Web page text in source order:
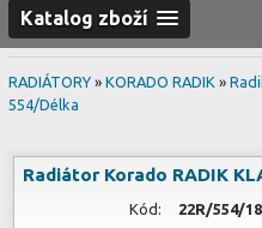
Katalog zboží
RADIÁTORY » KORADO RADIK »
554/Délka
Radiátor Korado RADIK
Kód: 22R/554/